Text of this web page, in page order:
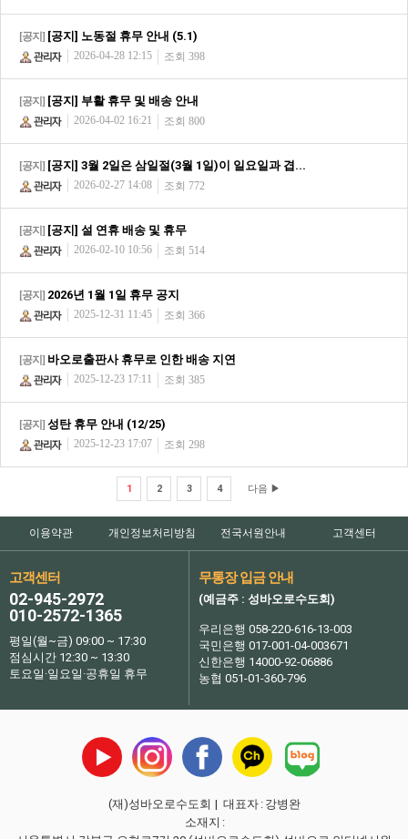
[공지] [공지] 노동절 휴무 안내 (5.1)
2026-04-28 12:15 조회 398
[공지] [공지] 부활 휴무 및 배송 안내
2026-04-02 16:21 조회 800
[공지] [공지] 3월 2일은 삼일절(3월 1일)이 일요일과 겹...
2026-02-27 14:08 조회 772
[공지] [공지] 설 연휴 배송 및 휴무
2026-02-10 10:56 조회 514
[공지] 2026년 1월 1일 휴무 공지
2025-12-31 11:45 조회 366
[공지] 바오로출판사 휴무로 인한 배송 지연
2025-12-23 17:11 조회 385
[공지] 성탄 휴무 안내 (12/25)
2025-12-23 17:07 조회 298
1 2 3 4 다음 ▶
이용약관 개인정보처리방침 전국서원안내 고객센터
고객센터
02-945-2972
010-2572-1365
평일(월~금) 09:00 ~ 17:30
점심시간 12:30 ~ 13:30
토요일·일요일·공휴일 휴무
무통장 입금 안내
(예금주 : 성바오로수도회)
우리은행 058-220-616-13-003
국민은행 017-001-04-003671
신한은행 14000-92-06886
농협 051-01-360-796
(재)성바오로수도회 | 대표자 : 강병완
소재지 :